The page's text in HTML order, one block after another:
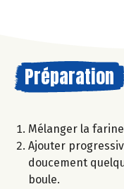
Préparation
Mélanger la
Ajouter
doucement
boule.